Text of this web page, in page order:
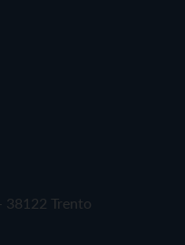
38122 Trento